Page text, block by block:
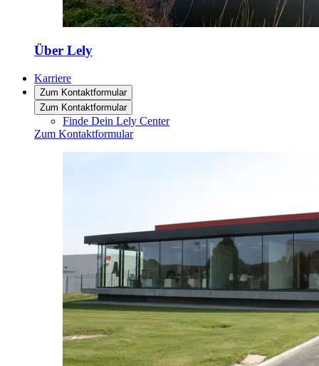
Über Lely
Karriere
Zum Kontaktformular
Zum Kontaktformular
Finde Dein Lely Center
Zum Kontaktformular